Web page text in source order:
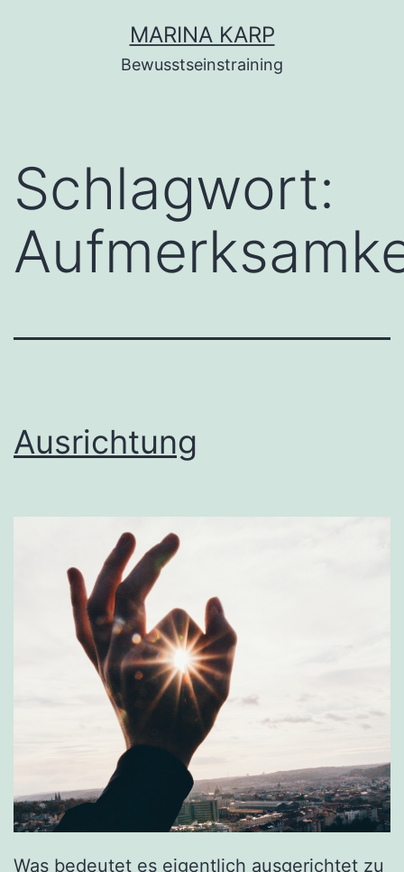
MARINA KARP
Bewusstseinstraining
Schlagwort:
Ausrichtung
Was bedeutet es eigentlich ausgerichtet zu